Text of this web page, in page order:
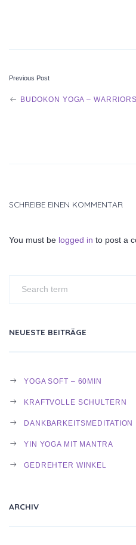
Previous Post
BUDOKON YOGA –
SCHREIBE EINEN KOMMENTAR
You must be logged in to post a
NEUESTE BEITRÄGE
YOGA SOFT – 60MIN
KRAFTVOLLE SCHULTERN
DANKBARKEITSMEDITATION
YIN YOGA MIT MANTRA
GEDREHTER WINKEL
ARCHIV